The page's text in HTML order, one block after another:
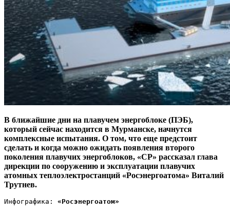
В ближайшие дни на плавучем энергоблоке (ПЭБ),
который сейчас находится в Мурманске, начнутся
комплексные испытания. О том, что еще предстоит
сделать и когда можно ожидать появления второго
поколения плавучих энергоблоков, «СР» рассказал глава
дирекции по сооружению и эксплуатации плавучих
атомных теплоэлектростанций «Росэнергоатома» Виталий
Трутнев.
Инфографика: «Росэнергоатом»